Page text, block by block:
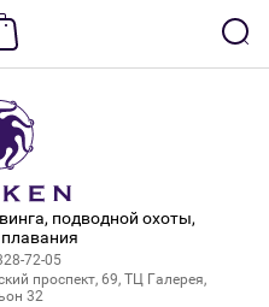
подводной охоты,
72-05
проспект, 69, ТЦ Галерея,
32